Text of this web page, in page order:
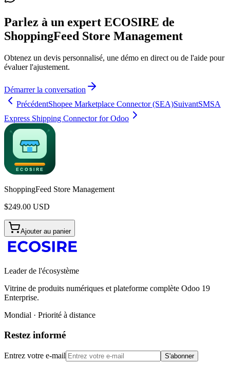
Parlez à un expert ECOSIRE de
ShoppingFeed Store Management
Obtenez un devis personnalisé, une démo en direct ou de l'aide pour
évaluer l'ajustement.
Démarrer la conversation
PrécédentShopee Marketplace Connector (SEA)SuivantSMSA
Express Shipping Connector for Odoo
ShoppingFeed Store Management
$249.00 USD
Ajouter au panier
Leader de l'écosystème
Vitrine de produits numériques et plateforme complète Odoo 19
Enterprise.
Mondial · Priorité à distance
Restez informé
Entrez votre e-mail S'abonner